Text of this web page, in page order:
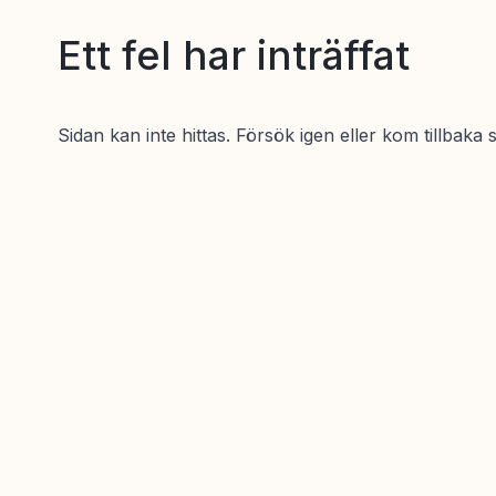
Ett fel har inträffat
Sidan kan inte hittas. Försök igen eller kom tillbaka